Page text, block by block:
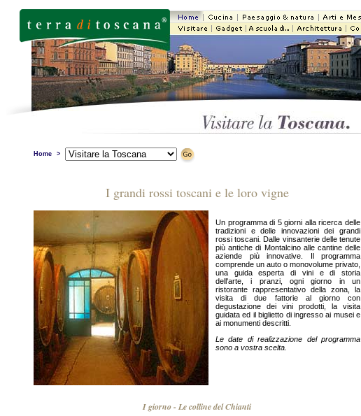
Home >
I grandi rossi toscani e le loro vigne
Un programma di 5 giorni alla ricerca delle
tradizioni e delle innovazioni dei grandi
rossi toscani. Dalle vinsanterie delle tenute
più antiche di Montalcino alle cantine delle
aziende più innovative. Il programma
comprende un auto o monovolume privato,
una guida esperta di vini e di storia
dell'arte, i pranzi, ogni giorno in un
ristorante rappresentativo della zona, la
visita di due fattorie al giorno con
degustazione dei vini prodotti, la visita
guidata ed il biglietto di ingresso ai musei e
ai monumenti descritti.
Le date di realizzazione del programma
sono a vostra scelta.
I giorno - Le colline del Chianti